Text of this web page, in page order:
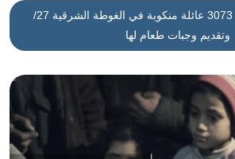
/27 شباط/ الوصول إلى 3073 عائلة منكوبة في الغوطة الشرقية
وتقديم وجبات طعام لها